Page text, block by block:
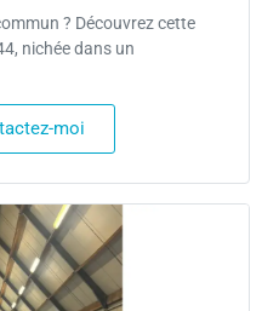
? Découvrez cette
nichée dans un
moi